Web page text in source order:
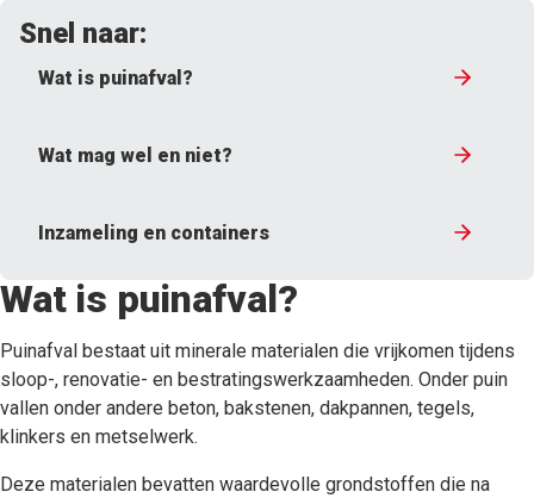
Snel naar:
Wat is puinafval?
Wat mag wel en niet?
Inzameling en containers
Wat is puinafval?
Puinafval bestaat uit minerale materialen die vrijkomen tijdens
sloop-, renovatie- en bestratingswerkzaamheden. Onder puin
vallen onder andere beton, bakstenen, dakpannen, tegels,
klinkers en metselwerk.
Deze materialen bevatten waardevolle grondstoffen die na